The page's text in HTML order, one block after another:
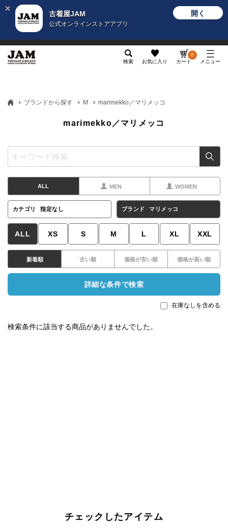
古着屋JAM
公式オンラインストアアプリ
開く
検索 お気に入り カート
0
メニュー
ブランドから探す M marimekko／マリメッコ
marimekko／マリメッコ
ALL MEN WOMEN
カテゴリ 指定なし ブランド マリメッコ
ALL XS S M L XL XXL
新着順 古い順 価格が安い順 価格が高い順
詳細な条件で検索
在庫なしを含める
検索条件に該当する商品がありませんでした。
チェックしたアイテム